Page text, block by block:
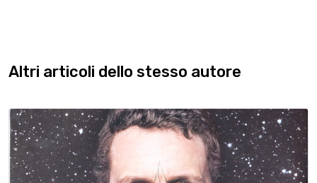
Altri articoli dello stesso autore